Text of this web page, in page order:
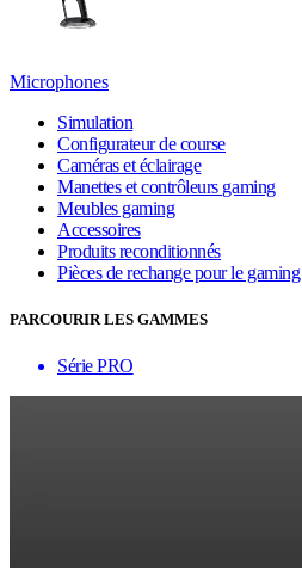
Microphones
Simulation
Configurateur de course
Caméras et éclairage
Manettes et contrôleurs gaming
Meubles gaming
Accessoires
Produits reconditionnés
Pièces de rechange pour le gaming
PARCOURIR LES GAMMES
Série PRO